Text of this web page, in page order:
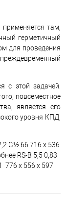
там,
герметичный
для проведения
преждевременный
с этой задачей.
повсеместное
является его
уровня КПД,
G½ 66 716 x 536
RS-B 5,5 0,83
776 x 556 x 597